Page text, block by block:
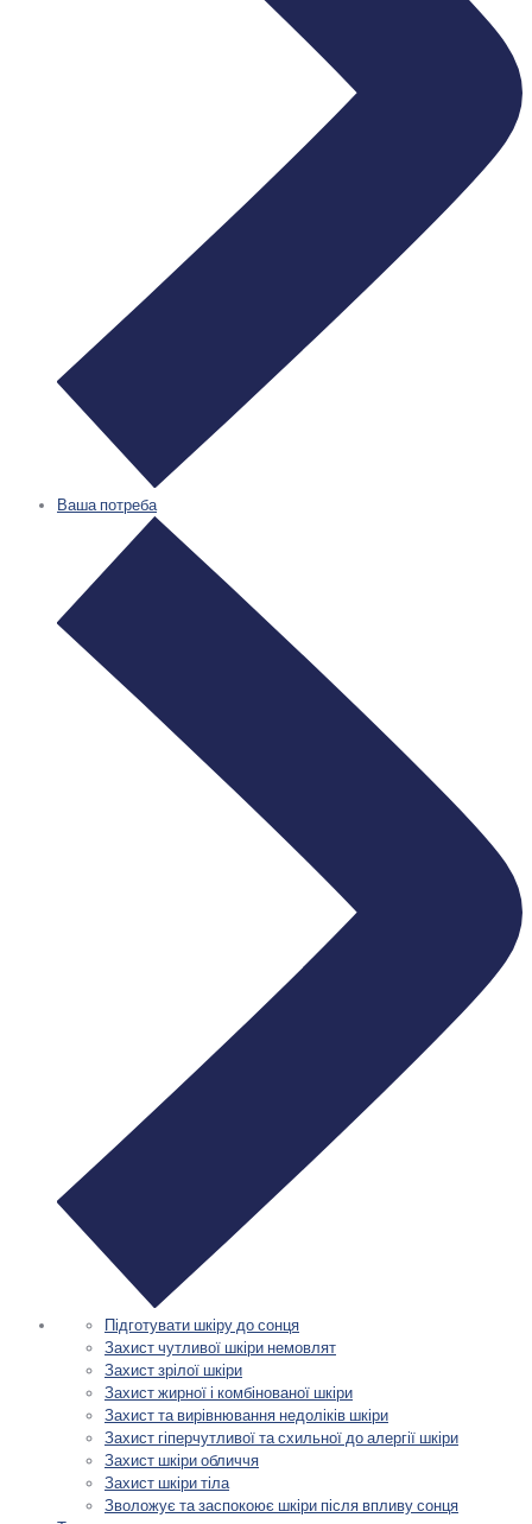
Ваша потреба
Підготувати шкіру до сонця
Захист чутливої шкіри немовлят
Захист зрілої шкіри
Захист жирної і комбінованої шкіри
Захист та вирівнювання недоліків шкіри
Захист гіперчутливої та схильної до алергії шкіри
Захист шкіри обличчя
Захист шкіри тіла
Зволожує та заспокоює шкіри після впливу сонця